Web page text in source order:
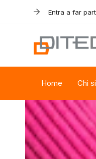
navigation
Entra a far
Home Chi